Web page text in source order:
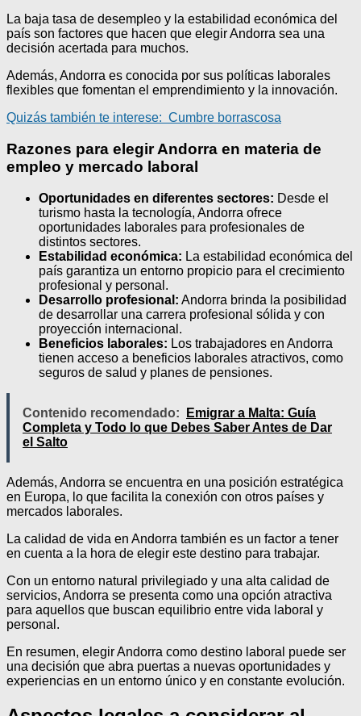
La baja tasa de desempleo y la estabilidad económica del
país son factores que hacen que elegir Andorra sea una
decisión acertada para muchos.
Además, Andorra es conocida por sus políticas laborales
flexibles que fomentan el emprendimiento y la innovación.
Quizás también te interese: Cumbre borrascosa
Razones para elegir Andorra en materia de
empleo y mercado laboral
Oportunidades en diferentes sectores: Desde el
turismo hasta la tecnología, Andorra ofrece
oportunidades laborales para profesionales de
distintos sectores.
Estabilidad económica: La estabilidad económica del
país garantiza un entorno propicio para el crecimiento
profesional y personal.
Desarrollo profesional: Andorra brinda la posibilidad
de desarrollar una carrera profesional sólida y con
proyección internacional.
Beneficios laborales: Los trabajadores en Andorra
tienen acceso a beneficios laborales atractivos, como
seguros de salud y planes de pensiones.
Contenido recomendado:
Emigrar a Malta: Guía
Completa y Todo lo que Debes Saber Antes de Dar
el Salto
Además, Andorra se encuentra en una posición estratégica
en Europa, lo que facilita la conexión con otros países y
mercados laborales.
La calidad de vida en Andorra también es un factor a tener
en cuenta a la hora de elegir este destino para trabajar.
Con un entorno natural privilegiado y una alta calidad de
servicios, Andorra se presenta como una opción atractiva
para aquellos que buscan equilibrio entre vida laboral y
personal.
En resumen, elegir Andorra como destino laboral puede ser
una decisión que abra puertas a nuevas oportunidades y
experiencias en un entorno único y en constante evolución.